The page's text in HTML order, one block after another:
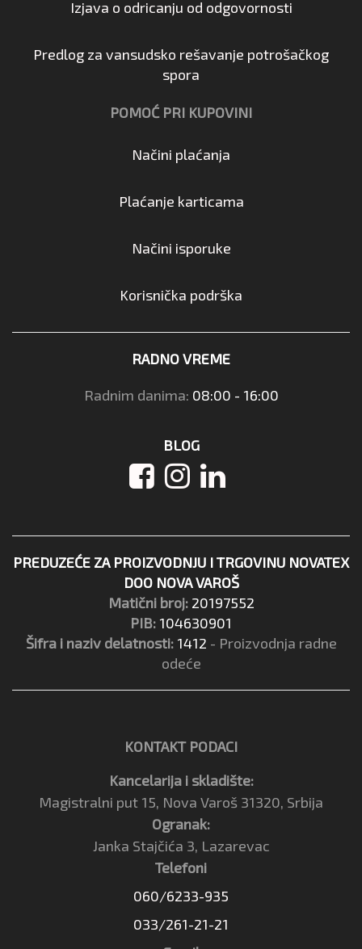
Izjava o odricanju od odgovornosti
Predlog za vansudsko rešavanje potrošačkog
spora
POMOĆ PRI KUPOVINI
Načini plaćanja
Plaćanje karticama
Načini isporuke
Korisnička podrška
RADNO VREME
Radnim danima: 08:00 - 16:00
BLOG
PREDUZEĆE ZA PROIZVODNJU I TRGOVINU NOVATEX
DOO NOVA VAROŠ
Matični broj: 20197552
PIB: 104630901
Šifra i naziv delatnosti: 1412 - Proizvodnja radne
odeće
KONTAKT PODACI
Kancelarija i skladište:
Magistralni put 15, Nova Varoš 31320, Srbija
Ogranak:
Janka Stajčića 3, Lazarevac
Telefoni
060/6233-935
033/261-21-21